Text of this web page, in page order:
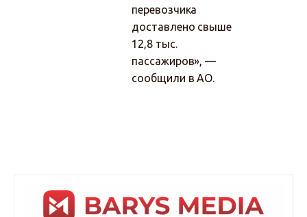
перевозчика
доставлено свыше
12,8 тыс.
пассажиров», —
сообщили в АО.